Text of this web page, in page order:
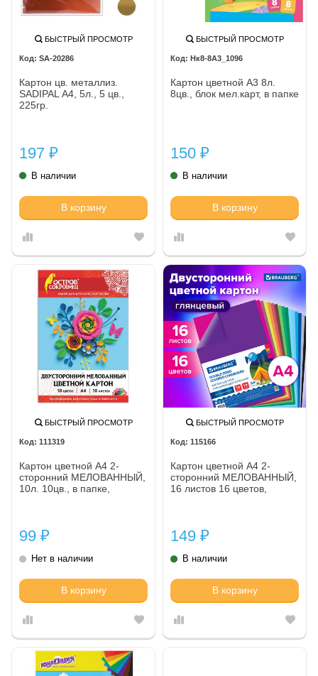
БЫСТРЫЙ ПРОСМОТР
SA-20286
Картон цв. металлиз.
SADIPAL А4, 5л., 5 цв.,
225гр.
197 ₽
В наличии
В корзину
БЫСТРЫЙ ПРОСМОТР
Нк8-8А3_1096
Картон цветной А3 8л.
8цв., блок мел.карт, в папке
150 ₽
В наличии
В корзину
БЫСТРЫЙ ПРОСМОТР
111319
Картон цветной А4 2-
сторонний МЕЛОВАННЫЙ,
10л. 10цв., в папке,
99 ₽
Нет в наличии
В корзину
БЫСТРЫЙ ПРОСМОТР
115166
Картон цветной А4 2-
сторонний МЕЛОВАННЫЙ,
16 листов 16 цветов,
149 ₽
В наличии
В корзину